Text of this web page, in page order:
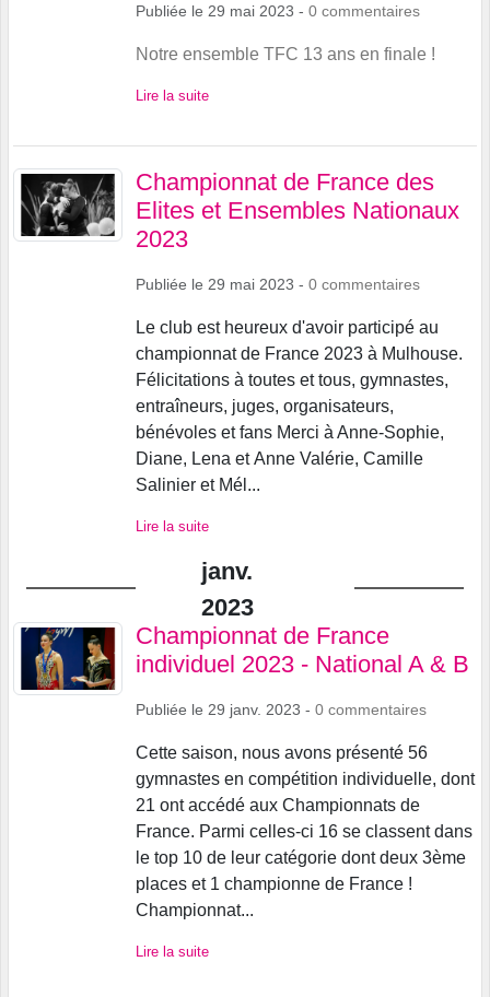
Publiée le 29 mai 2023 - 0 commentaires
Notre ensemble TFC 13 ans en finale !
Lire la suite
Championnat de France des
Elites et Ensembles Nationaux
2023
Publiée le 29 mai 2023 - 0 commentaires
Le club est heureux d'avoir participé au
championnat de France 2023 à Mulhouse.
Félicitations à toutes et tous, gymnastes,
entraîneurs, juges, organisateurs,
bénévoles et fans Merci à Anne-Sophie,
Diane, Lena et Anne Valérie, Camille
Salinier et Mél...
Lire la suite
janv.
2023
Championnat de France
individuel 2023 - National A & B
Publiée le 29 janv. 2023 - 0 commentaires
Cette saison, nous avons présenté 56
gymnastes en compétition individuelle, dont
21 ont accédé aux Championnats de
France. Parmi celles-ci 16 se classent dans
le top 10 de leur catégorie dont deux 3ème
places et 1 championne de France !
Championnat...
Lire la suite